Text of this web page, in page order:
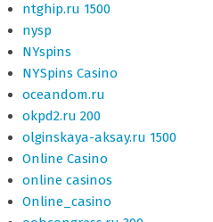
ntghip.ru 1500
nysp
NYspins
NYSpins Casino
oceandom.ru
okpd2.ru 200
olginskaya-aksay.ru 1500
Online Casino
online casinos
Online_casino